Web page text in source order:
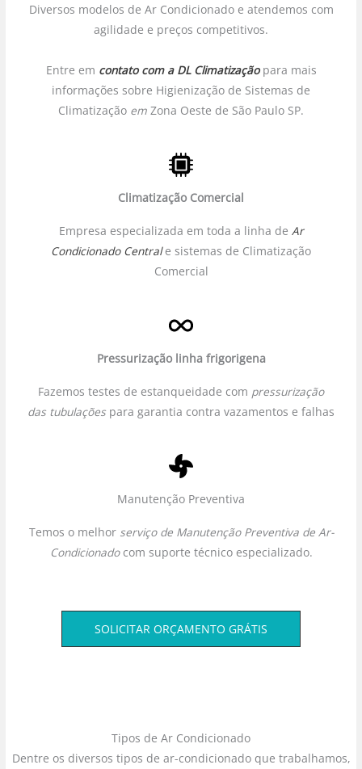
Diversos modelos de Ar Condicionado e atendemos com
agilidade e preços competitivos.
Entre em contato com a DL Climatizaçãopara mais
informações sobre Higienização de Sistemas de
Climatização em Zona Oeste de São Paulo SP.
Climatização Comercial
Empresa especializada em toda a linha de Ar
Condicionado Centrale sistemas de Climatização
Comercial
Pressurização linha frigorigena
Fazemos testes de estanqueidade com pressurização
das tubulaçõespara garantia contra vazamentos e falhas
Manutenção Preventiva
Temos o melhor serviço de Manutenção Preventiva de Ar-
Condicionadocom suporte técnico especializado.
SOLICITAR ORÇAMENTO GRÁTIS
Tipos de Ar Condicionado
Dentre os diversos tipos de ar-condicionado que trabalhamos,